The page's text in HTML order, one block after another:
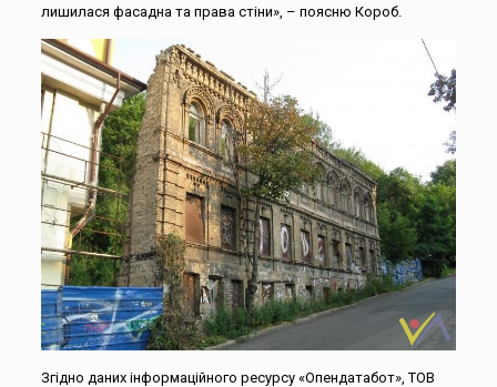
лишилася фасадна та права стіни», – поясню Короб.
Згідно даних інформаційного ресурсу «Опендатабот», ТОВ